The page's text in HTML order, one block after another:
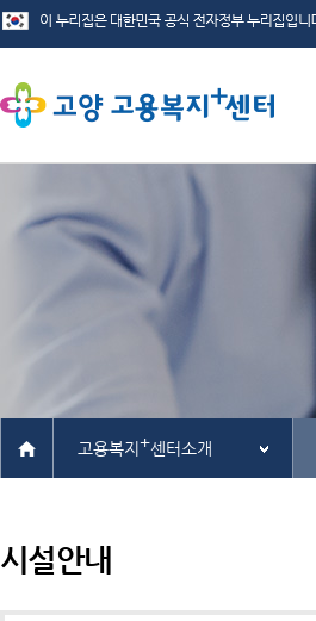
고용복지 +센터소개
시설안내